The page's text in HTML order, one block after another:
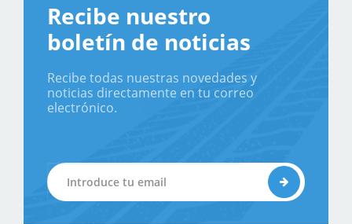
Recibe nuestro
boletín de noticias
Recibe todas nuestras novedades y
noticias directamente en tu correo
electrónico.